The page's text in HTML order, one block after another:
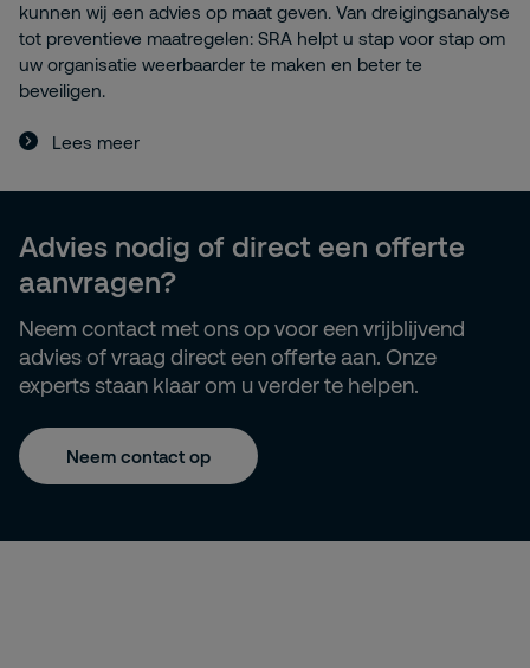
kunnen wij een advies op maat geven. Van dreigingsanalyse
tot preventieve maatregelen: SRA helpt u stap voor stap om
uw organisatie weerbaarder te maken en beter te
beveiligen.
Lees meer
Advies nodig of direct een offerte
aanvragen?
Neem contact met ons op voor een vrijblijvend
advies of vraag direct een offerte aan. Onze
experts staan klaar om u verder te helpen.
Neem contact op